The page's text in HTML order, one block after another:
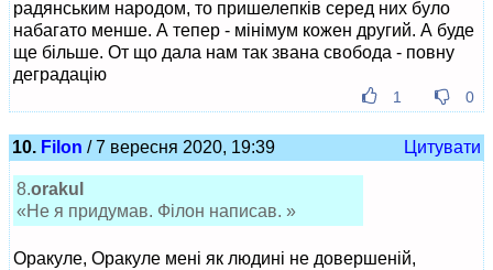
радянським народом, то пришелепків серед них було
набагато менше. А тепер - мінімум кожен другий. А буде
ще більше. От що дала нам так звана свобода - повну
деградацію
1 0
10. Filon / 7 вересня 2020, 19:39 Цитувати
8.orakul
«Не я придумав. Філон написав. »
Оракуле, Оракуле мені як людині не довершеній,